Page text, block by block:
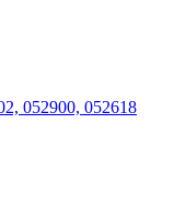
052900, 052618